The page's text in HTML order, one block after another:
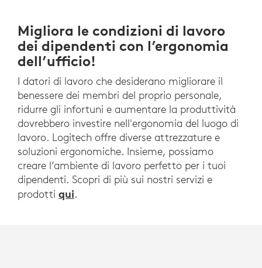
Migliora le condizioni di lavoro
dei dipendenti con l’ergonomia
dell’ufficio!
I datori di lavoro che desiderano migliorare il
benessere dei membri del proprio personale,
ridurre gli infortuni e aumentare la produttività
dovrebbero investire nell'ergonomia del luogo di
lavoro. Logitech offre diverse attrezzature e
soluzioni ergonomiche. Insieme, possiamo
creare l’ambiente di lavoro perfetto per i tuoi
dipendenti. Scopri di più sui nostri servizi e
prodotti qui.